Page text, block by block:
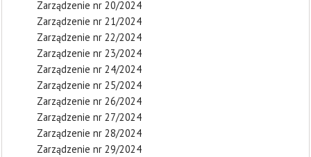
Zarządzenie nr 20/2024
Zarządzenie nr 21/2024
Zarządzenie nr 22/2024
Zarządzenie nr 23/2024
Zarządzenie nr 24/2024
Zarządzenie nr 25/2024
Zarządzenie nr 26/2024
Zarządzenie nr 27/2024
Zarządzenie nr 28/2024
Zarządzenie nr 29/2024